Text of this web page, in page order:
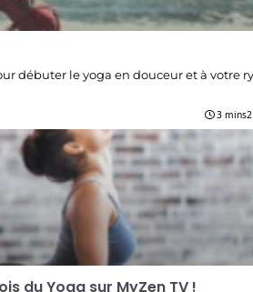
débuter le yoga en douceur et à votre
3 mins
du Yoga sur MyZen TV !